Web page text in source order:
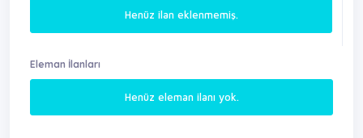
Henüz ilan eklenmemiş.
Eleman İlanları
Henüz eleman ilanı yok.